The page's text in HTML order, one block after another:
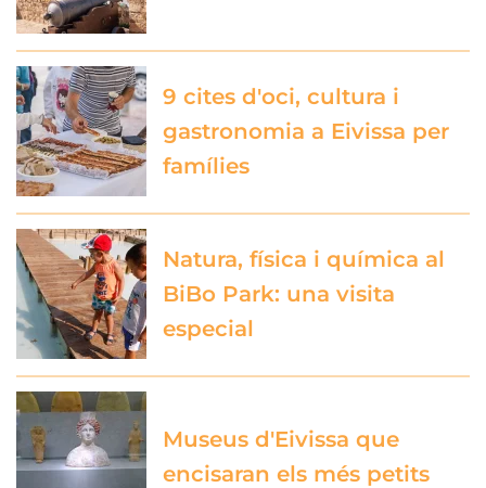
9 cites d'oci, cultura i
gastronomia a Eivissa per
famílies
Natura, física i química al
BiBo Park: una visita
especial
Museus d'Eivissa que
encisaran els més petits